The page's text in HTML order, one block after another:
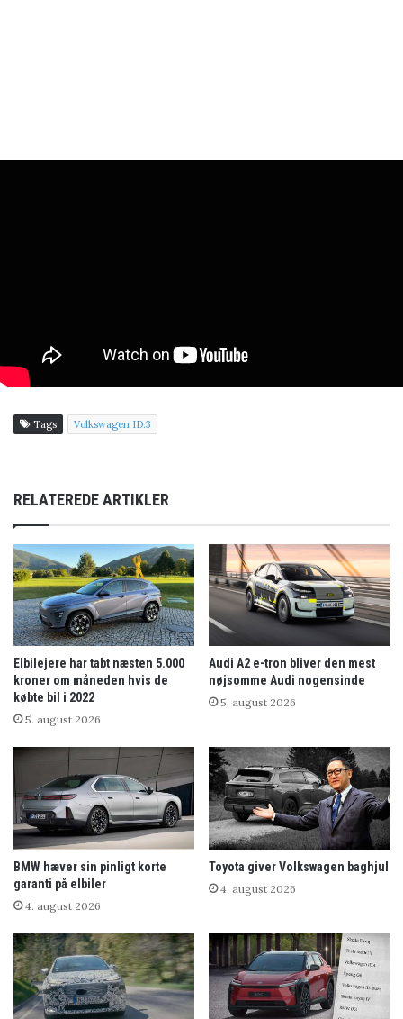
Tags Volkswagen ID.3
RELATEREDE ARTIKLER
Elbilejere har tabt næsten 5.000
kroner om måneden hvis de
købte bil i 2022
5. august 2026
Audi A2 e-tron bliver den mest
nøjsomme Audi nogensinde
5. august 2026
BMW hæver sin pinligt korte
garanti på elbiler
4. august 2026
Toyota giver Volkswagen baghjul
4. august 2026